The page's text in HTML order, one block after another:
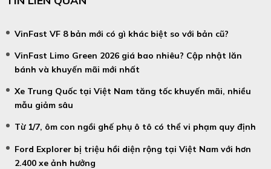
VinFast VF 8 bản mới có gì khác biệt so với bản cũ?
VinFast Limo Green 2026 giá bao nhiêu? Cập nhật lăn
bánh và khuyến mãi mới nhất
Xe Trung Quốc tại Việt Nam tăng tốc khuyến mãi, nhiều
mẫu giảm sâu
Từ 1/7, ôm con ngồi ghế phụ ô tô có thể vi phạm quy định
Ford Explorer bị triệu hồi diện rộng tại Việt Nam với hơn
2.400 xe ảnh hưởng